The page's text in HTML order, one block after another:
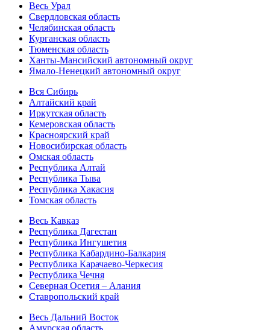
Весь Урал
Свердловская область
Челябинская область
Курганская область
Тюменская область
Ханты-Мансийский автономный округ
Ямало-Ненецкий автономный округ
Вся Сибирь
Алтайский край
Иркутская область
Кемеровская область
Красноярский край
Новосибирская область
Омская область
Республика Алтай
Республика Тыва
Республика Хакасия
Томская область
Весь Кавказ
Республика Дагестан
Республика Ингушетия
Республика Кабардино-Балкария
Республика Карачаево-Черкесия
Республика Чечня
Северная Осетия – Алания
Ставропольский край
Весь Дальний Восток
Амурская область